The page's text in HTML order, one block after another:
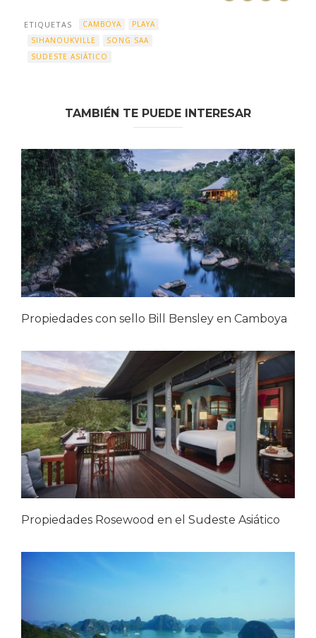
ETIQUETAS CAMBOYA
PLAYA
SIHANOUKVILLE
SONG SAA
SUDESTE ASIÁTICO
TAMBIÉN TE PUEDE INTERESAR
Propiedades con sello Bill Bensley en Camboya
Propiedades Rosewood en el Sudeste Asiático